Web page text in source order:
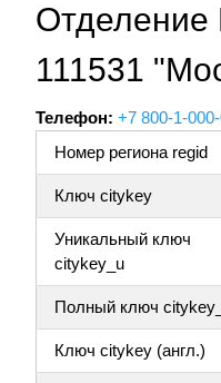
Отделение
111531
Телефон: +7 800-1-
Номер региона regid
Ключ citykey
Уникальный ключ
citykey_u
Полный ключ
Ключ citykey (англ.)